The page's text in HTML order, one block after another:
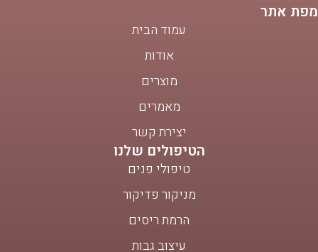
מפת אתר
עמוד הבית
אודות
מוצרים
מאמרים
יצירת קשר
הטיפולים שלנו
טיפולי פנים
מניקור פדיקור
הרמת ריסים
עיצוב גבות